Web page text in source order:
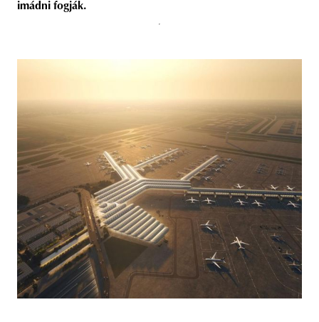
imádni fogják.